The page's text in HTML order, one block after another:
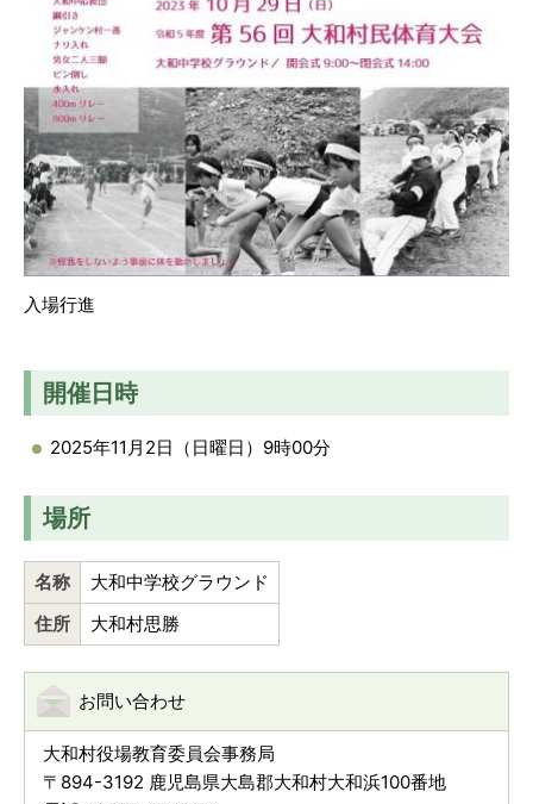
入場行進
開催日時
2025年11月2日（日曜日）9時00分
場所
名称
大和中学校グラウンド
住所
大和村思勝
お問い合わせ
大和村役場教育委員会事務局
〒894-3192 鹿児島県大島郡大和村大和浜100番地